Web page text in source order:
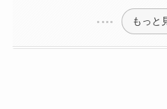
もっと